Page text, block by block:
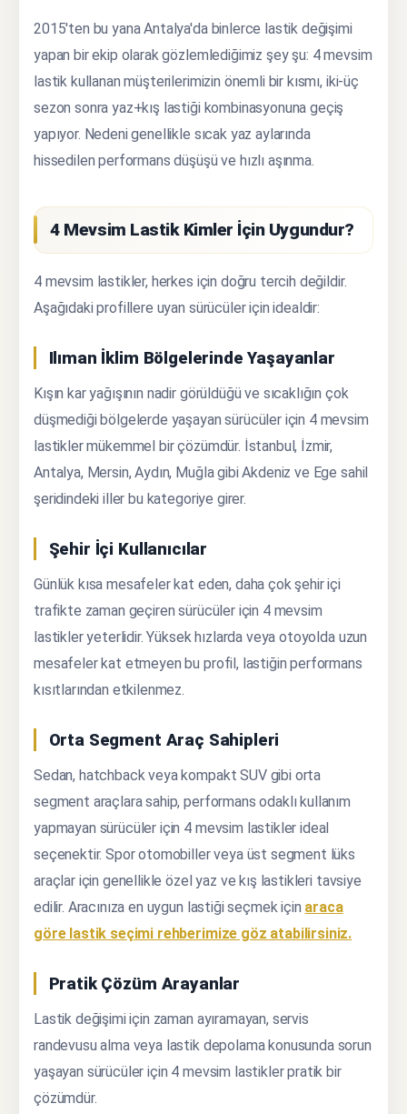
2015'ten bu yana Antalya'da binlerce lastik değişimi
yapan bir ekip olarak gözlemlediğimiz şey şu: 4 mevsim
lastik kullanan müşterilerimizin önemli bir kısmı, iki-üç
sezon sonra yaz+kış lastiği kombinasyonuna geçiş
yapıyor. Nedeni genellikle sıcak yaz aylarında
hissedilen performans düşüşü ve hızlı aşınma.
4 Mevsim Lastik Kimler İçin Uygundur?
4 mevsim lastikler, herkes için doğru tercih değildir.
Aşağıdaki profillere uyan sürücüler için idealdir:
Ilıman İklim Bölgelerinde Yaşayanlar
Kışın kar yağışının nadir görüldüğü ve sıcaklığın çok
düşmediği bölgelerde yaşayan sürücüler için 4 mevsim
lastikler mükemmel bir çözümdür. İstanbul, İzmir,
Antalya, Mersin, Aydın, Muğla gibi Akdeniz ve Ege sahil
şeridindeki iller bu kategoriye girer.
Şehir İçi Kullanıcılar
Günlük kısa mesafeler kat eden, daha çok şehir içi
trafikte zaman geçiren sürücüler için 4 mevsim
lastikler yeterlidir. Yüksek hızlarda veya otoyolda uzun
mesafeler kat etmeyen bu profil, lastiğin performans
kısıtlarından etkilenmez.
Orta Segment Araç Sahipleri
Sedan, hatchback veya kompakt SUV gibi orta
segment araçlara sahip, performans odaklı kullanım
yapmayan sürücüler için 4 mevsim lastikler ideal
seçenektir. Spor otomobiller veya üst segment lüks
araçlar için genellikle özel yaz ve kış lastikleri tavsiye
edilir. Aracınıza en uygun lastiği seçmek için araca
göre lastik seçimi rehberimize göz atabilirsiniz.
Pratik Çözüm Arayanlar
Lastik değişimi için zaman ayıramayan, servis
randevusu alma veya lastik depolama konusunda sorun
yaşayan sürücüler için 4 mevsim lastikler pratik bir
çözümdür.